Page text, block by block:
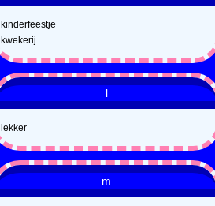
kinderfeestje
kwekerij
l
lekker
m